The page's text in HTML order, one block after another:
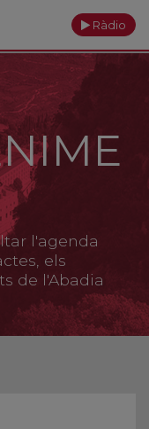
Ràdio
l'agenda
els
de l'Abadia